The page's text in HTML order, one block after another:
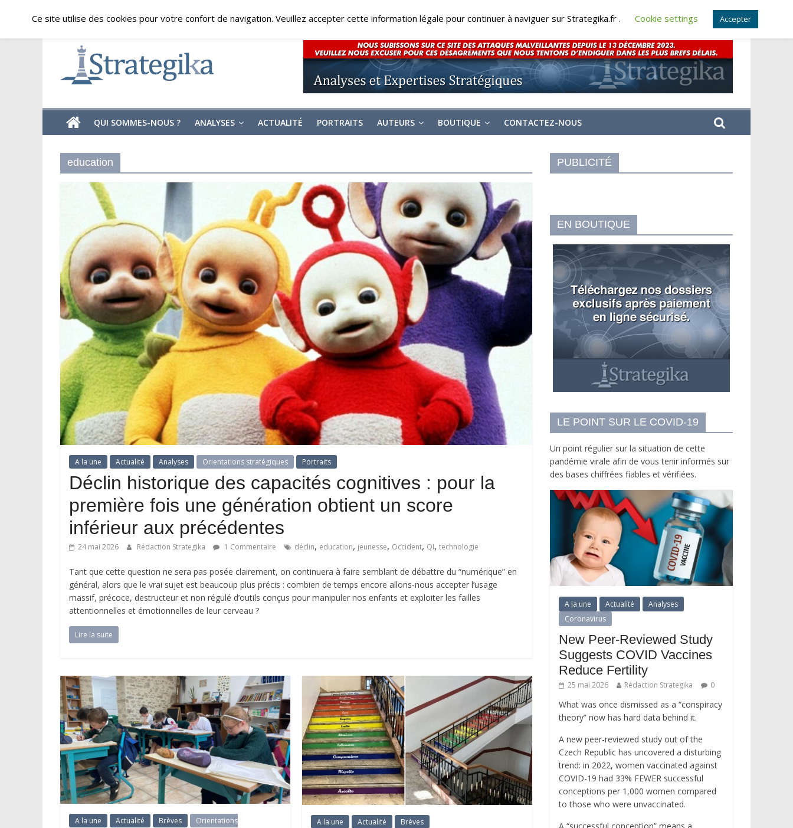
content
vendredi, août 7, 2026
Strategika
Expertise
Analyses
géostratégiques
QUI SOMMES-NOUS ? ANALYSES ACTUALITÉ PORTRAITS AUTEURS BOUTIQUE CONTACTEZ-NOUS
education
A la une Actualité Analyses Orientations stratégiques Portraits
Déclin historique des capacités cognitives : pour la
première fois une génération obtient un score
inférieur aux précédentes
24 mai 2026 Rédaction Strategika 1 Commentaire déclin, education, jeunesse, Occident, QI, technologie
Tant que cette question ne sera pas posée clairement, on continuera à faire semblant de débattre du “numérique” en
général, alors que le vrai sujet est beaucoup plus précis : combien de temps encore allons-nous accepter l’usage
massif, précoce, destructeur et non régulé d’outils conçus pour manipuler nos enfants et exploiter les failles
attentionnelles et émotionnelles de leur cerveau ?
Lire la suite
A la une Actualité Brèves
Orientations
A la une Actualité Brèves
PUBLICITÉ
EN BOUTIQUE
LE POINT SUR LE COVID-19
Un point régulier sur la situation de cette
pandémie virale afin de vous tenir informés sur
des bases chiffrées fiables et vérifiées.
A la une Actualité
Analyses
Coronavirus
New Peer-Reviewed Study
Suggests COVID Vaccines
Reduce Fertility
25 mai 2026 Rédaction Strategika 0
What was once dismissed as a “conspiracy
theory” now has hard data behind it.
A new peer-reviewed study out of the
Czech Republic has uncovered a disturbing
trend: in 2022, women vaccinated against
COVID-19 had 33% FEWER successful
conceptions per 1,000 women compared
to those who were unvaccinated.
Ce site utilise des cookies pour votre confort de navigation. Veuillez accepter cette information légale pour continuer à naviguer sur Strategika.fr . Cookie settings Accepter